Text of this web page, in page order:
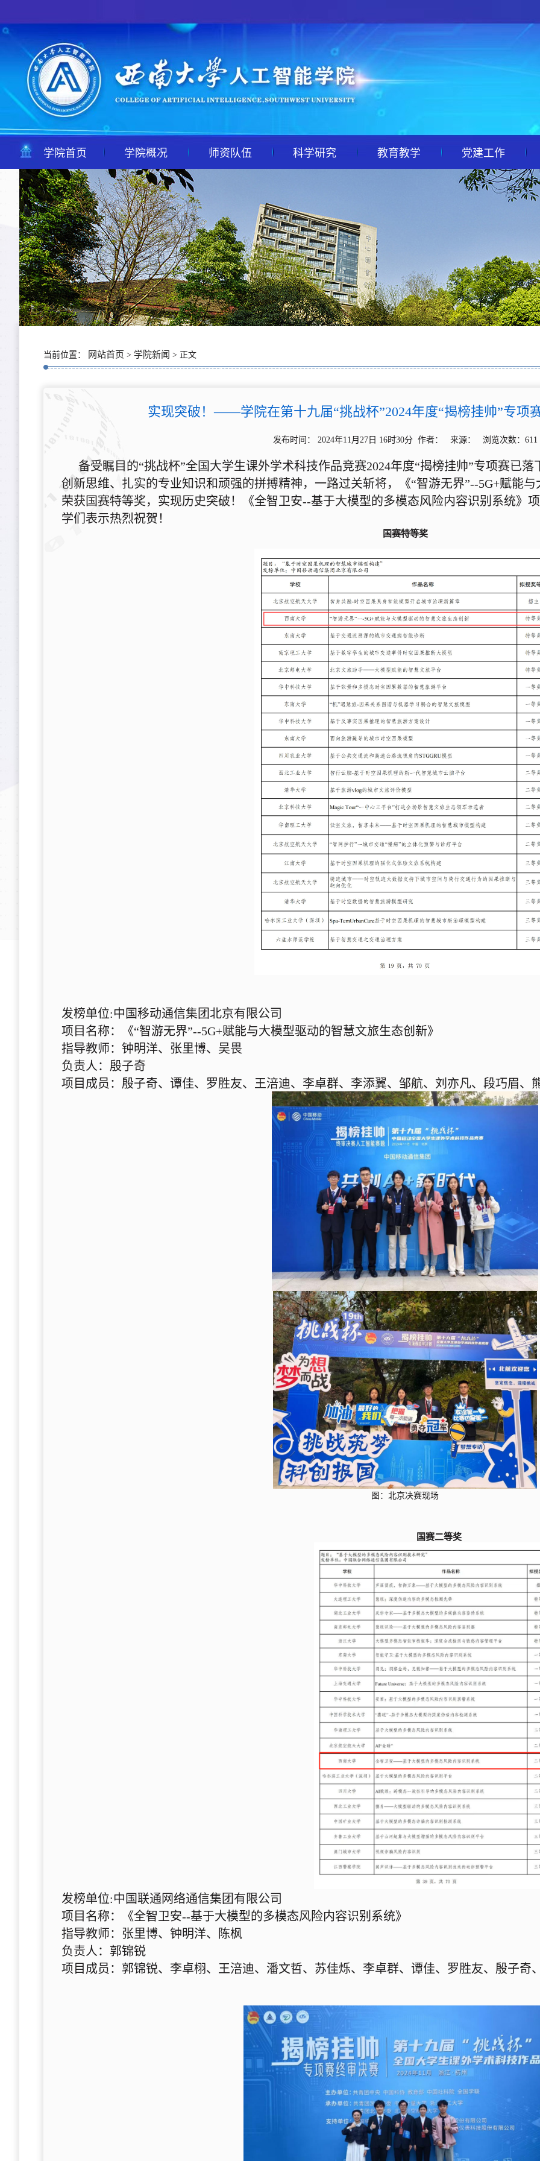
学院首页 学院概况 师资队伍 科学研究 教育教学 党建工作
当前位置： 网站首页 > 学院新闻 > 正文
实现突破！——学院在第十九届“挑战杯”2024年度“揭榜挂帅”专项
发布时间： 2024年11月27日 16时30分 作者： 来源： 浏览次数： 611
备受瞩目的“挑战杯”全国大学生课外学术科技作品竞赛2024年度“揭榜挂帅”专项赛已
创新思维、扎实的专业知识和顽强的拼搏精神，一路过关斩将，《“智游无界”--5G+赋能
荣获国赛特等奖，实现历史突破！《全智卫安--基于大模型的多模态风险内容识别系统》
学们表示热烈祝贺！
国赛特等奖
发榜单位:中国移动通信集团北京有限公司
项目名称：《“智游无界”--5G+赋能与大模型驱动的智慧文旅生态创新》
指导教师：钟明洋、张里博、吴畏
负责人：殷子奇
项目成员：殷子奇、谭佳、罗胜友、王涪迪、李卓群、李添翼、邹航、刘亦凡、段巧眉、
图：北京决赛现场
国赛二等奖
发榜单位:中国联通网络通信集团有限公司
项目名称：《全智卫安--基于大模型的多模态风险内容识别系统》
指导教师：张里博、钟明洋、陈枫
负责人：郭锦锐
项目成员：郭锦锐、李卓栩、王涪迪、潘文哲、苏佳烁、李卓群、谭佳、罗胜友、殷子奇